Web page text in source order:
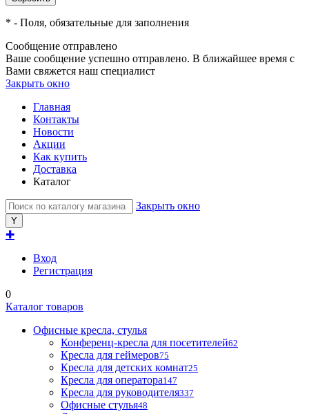
* - Поля, обязательные для заполнения
Сообщение отправлено
Ваше сообщение успешно отправлено. В ближайшее время с
Вами свяжется наш специалист
Закрыть окно
Главная
Контакты
Новости
Акции
Как купить
Доставка
Каталог
Закрыть окно
✚
Вход
Регистрация
0
Каталог товаров
Офисные кресла, стулья
Конференц-кресла для посетителей62
Кресла для геймеров75
Кресла для детских комнат25
Кресла для оператора147
Кресла для руководителя337
Офисные стулья48